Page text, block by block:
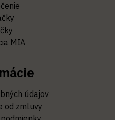
MIA
údajov
od zmluvy